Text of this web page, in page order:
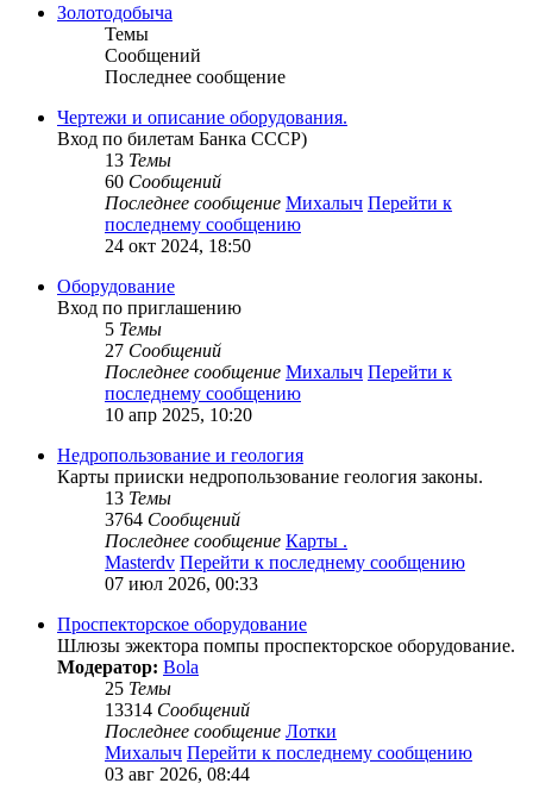
Золотодобыча
Темы
Сообщений
Последнее сообщение
Чертежи и описание оборудования.
Вход по билетам Банка СССР)
13 Темы
60 Сообщений
Последнее сообщение Михалыч Перейти к
последнему сообщению
24 окт 2024, 18:50
Оборудование
Вход по приглашению
5 Темы
27 Сообщений
Последнее сообщение Михалыч Перейти к
последнему сообщению
10 апр 2025, 10:20
Недропользование и геология
Карты прииски недропользование геология законы.
13 Темы
3764 Сообщений
Последнее сообщение Карты .
Masterdv Перейти к последнему сообщению
07 июл 2026, 00:33
Проспекторское оборудование
Шлюзы эжектора помпы проспекторское оборудование.
Модератор: Bola
25 Темы
13314 Сообщений
Последнее сообщение Лотки
Михалыч Перейти к последнему сообщению
03 авг 2026, 08:44